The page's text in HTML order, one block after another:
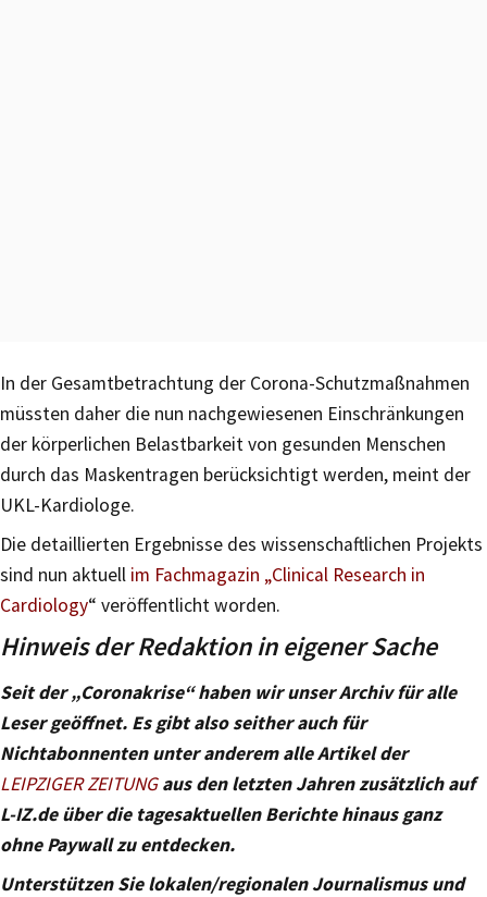
In der Gesamtbetrachtung der Corona-Schutzmaßnahmen
müssten daher die nun nachgewiesenen Einschränkungen
der körperlichen Belastbarkeit von gesunden Menschen
durch das Maskentragen berücksichtigt werden, meint der
UKL-Kardiologe.
Die detaillierten Ergebnisse des wissenschaftlichen Projekts
sind nun aktuell im Fachmagazin „Clinical Research in
Cardiology“ veröffentlicht worden.
Hinweis der Redaktion in eigener Sache
Seit der „Coronakrise“ haben wir unser Archiv für alle
Leser geöffnet. Es gibt also seither auch für
Nichtabonnenten unter anderem alle Artikel der
LEIPZIGER ZEITUNGaus den letzten Jahren zusätzlich auf
L-IZ.de über die tagesaktuellen Berichte hinaus ganz
ohne Paywall zu entdecken.
Unterstützen Sie lokalen/regionalen Journalismus und